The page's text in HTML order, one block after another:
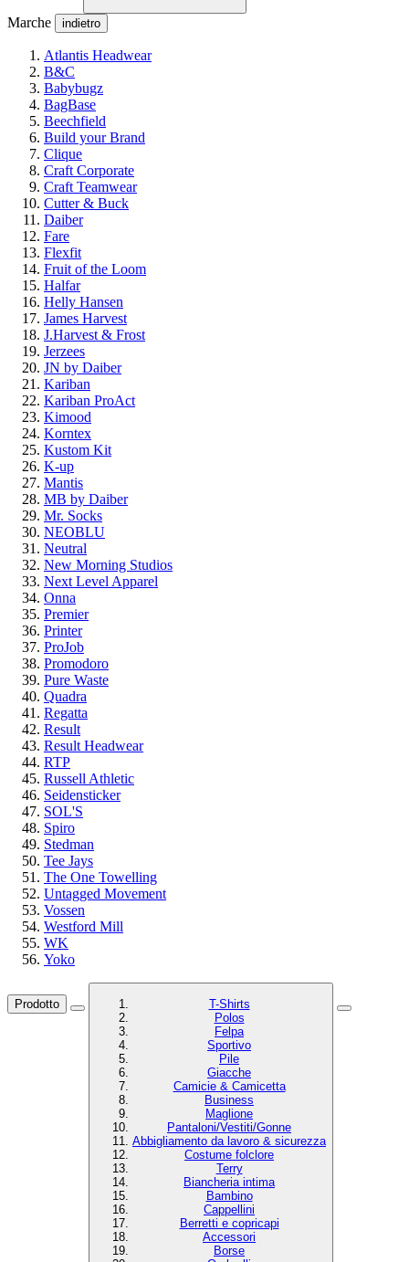
Marche indietro
Atlantis Headwear
B&C
Babybugz
BagBase
Beechfield
Build your Brand
Clique
Craft Corporate
Craft Teamwear
Cutter & Buck
Daiber
Fare
Flexfit
Fruit of the Loom
Halfar
Helly Hansen
James Harvest
J.Harvest & Frost
Jerzees
JN by Daiber
Kariban
Kariban ProAct
Kimood
Korntex
Kustom Kit
K-up
Mantis
MB by Daiber
Mr. Socks
NEOBLU
Neutral
New Morning Studios
Next Level Apparel
Onna
Premier
Printer
ProJob
Promodoro
Pure Waste
Quadra
Regatta
Result
Result Headwear
RTP
Russell Athletic
Seidensticker
SOL'S
Spiro
Stedman
Tee Jays
The One Towelling
Untagged Movement
Vossen
Westford Mill
WK
Yoko
Prodotto
T-Shirts
Polos
Felpa
Sportivo
Pile
Giacche
Camicie & Camicetta
Business
Maglione
Pantaloni/Vestiti/Gonne
Abbigliamento da lavoro & sicurezza
Costume folclore
Terry
Biancheria intima
Bambino
Cappellini
Berretti e copricapi
Accessori
Borse